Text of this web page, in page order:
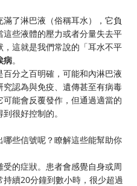
了淋巴液（俗稱耳水），它負
些液體的壓力或者分量失去平
這就是我們常說的「耳水不平
病。
分之百明確，可能和內淋巴液
認為與免疫、遺傳甚至有病毒
能會反覆發作，但通過適當的
很好控制的。
些信號呢？瞭解這些能幫助你
受的症狀。患者會感覺自身或周
續20分鐘到數小時，很少超過